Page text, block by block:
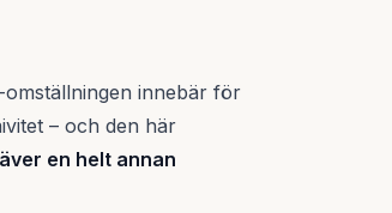
innebär för
– och den här
en helt annan